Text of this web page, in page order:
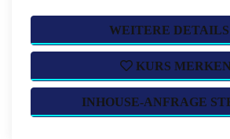
WEITERE
KURS MERKEN
INHOUSE-ANFRAGE